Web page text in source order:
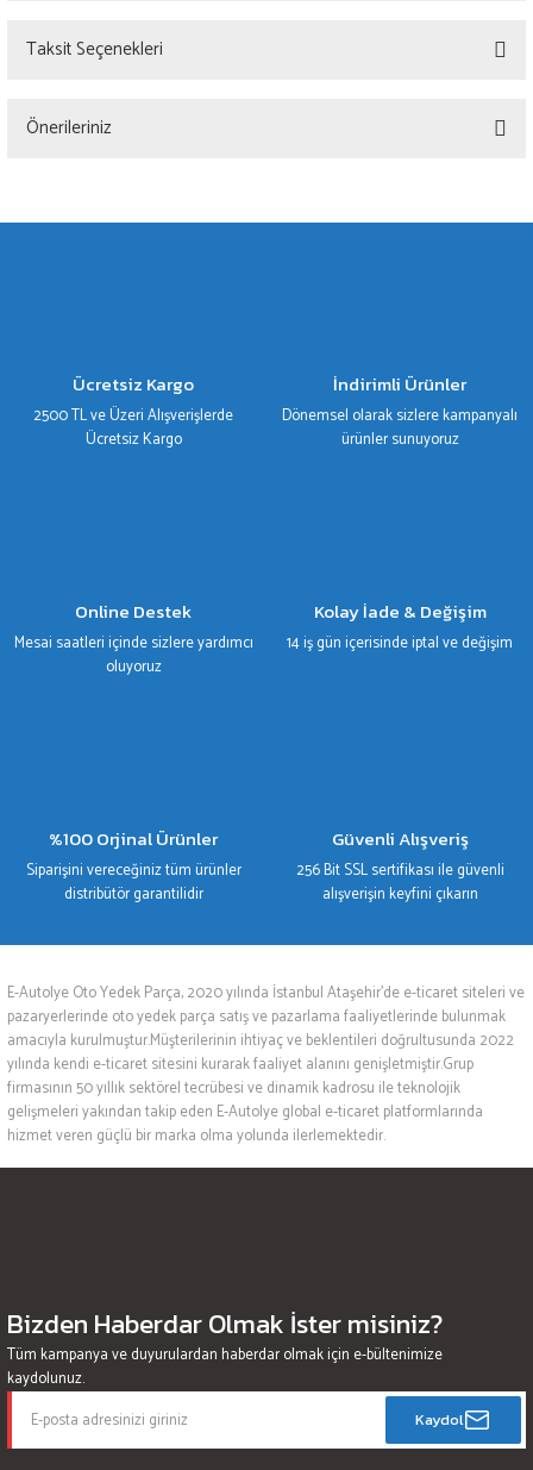
Taksit Seçenekleri
Önerileriniz
gördüğünüz noktaları öneri formunu kullanarak tarafımıza iletebilirsiniz.
Ürün fiyatı diğer sitelerden daha pahalı.
Bu ürüne benzer farklı alternatifler olmalı.
Ücretsiz Kargo
2500 TL ve Üzeri Alışverişlerde
Ücretsiz Kargo
İndirimli Ürünler
Dönemsel olarak sizlere kampanyalı
ürünler sunuyoruz
Online Destek
Mesai saatleri içinde sizlere yardımcı
oluyoruz
Kolay İade & Değişim
14 iş gün içerisinde iptal ve değişim
%100 Orjinal Ürünler
Siparişini vereceğiniz tüm ürünler
distribütör garantilidir
Güvenli Alışveriş
256 Bit SSL sertifikası ile güvenli
alışverişin keyfini çıkarın
E-Autolye Oto Yedek Parça, 2020 yılında İstanbul Ataşehir’de e-ticaret siteleri ve
pazaryerlerinde oto yedek parça satış ve pazarlama faaliyetlerinde bulunmak
amacıyla kurulmuştur.Müşterilerinin ihtiyaç ve beklentileri doğrultusunda 2022
yılında kendi e-ticaret sitesini kurarak faaliyet alanını genişletmiştir.Grup
firmasının 50 yıllık sektörel tecrübesi ve dinamik kadrosu ile teknolojik
gelişmeleri yakından takip eden E-Autolye global e-ticaret platformlarında
hizmet veren güçlü bir marka olma yolunda ilerlemektedir.
Bizden Haberdar Olmak İster misiniz?
Tüm kampanya ve duyurulardan haberdar olmak için e-bültenimize
kaydolunuz.
Kaydol